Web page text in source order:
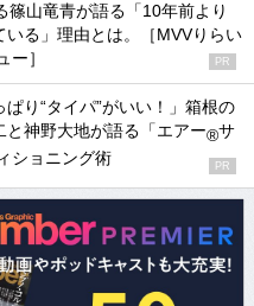
篠山竜青が語る「10年前より
いる」理由とは。［MVVりらい
ー］
PR
ぱり“タイパ”がいい！」箱根の
と神野大地が語る「エアー®サ
ショニング術 PR